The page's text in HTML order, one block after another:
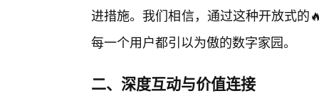
进措施。我们相信，通过这种开放式的
每一个用户都引以为傲的数字家园。
二、深度互动与价值连接